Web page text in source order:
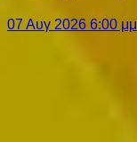
07 Αυγ 2026 6:00 μμ